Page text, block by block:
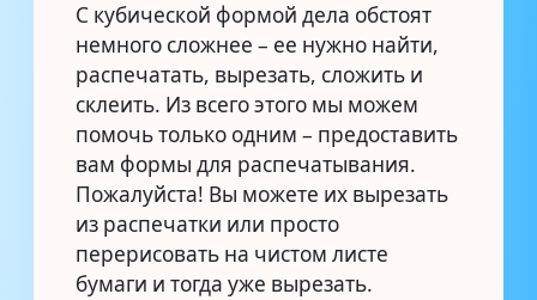
С кубической формой дела обстоят
немного сложнее – ее нужно найти,
распечатать, вырезать, сложить и
склеить. Из всего этого мы можем
помочь только одним – предоставить
вам формы для распечатывания.
Пожалуйста! Вы можете их вырезать
из распечатки или просто
перерисовать на чистом листе
бумаги и тогда уже вырезать.